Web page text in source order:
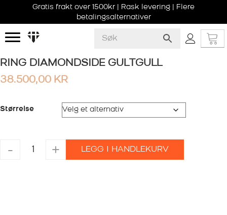
Gratis frakt over 1500kr | Rask levering | Flere
betalingsalternativer
RING DIAMONDSIDE GULTGULL
38.500,00 KR
Størrelse
-
RING
DIAMONDSIDE
+ LEGG I HANDLEKURV